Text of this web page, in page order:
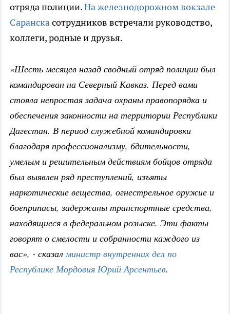
отряда полиции.На железнодорожном вокзале
Саранскасотрудников встречали руководство,
коллеги, родные и друзья.
«Шесть месяцев назад сводный отряд полиции был
командирован на Северный Кавказ. Перед вами
стояла непростая задача охраны правопорядка и
обеспечения законности на территории Республики
Дагестан. В период служебной командировки
благодаря профессионализму, бдительности,
умелым и решительным действиям бойцов отряда
был выявлен ряд преступлений, изъяты
наркотические вещества, огнестрельное оружие и
боеприпасы, задержаны транспортные средства,
находящиеся в федеральном розыске. Эти факты
говорят о смелости и собранности каждого из
вас», - сказал министр внутренних дел по
Республике Мордовия Юрий Арсентьев.